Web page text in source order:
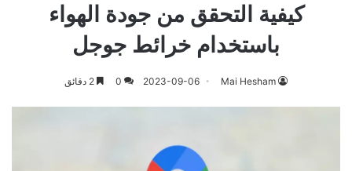
كيفية التحقق من جودة الهواء
باستخدام خرائط جوجل
Mai Hesham
2023-09-06
0